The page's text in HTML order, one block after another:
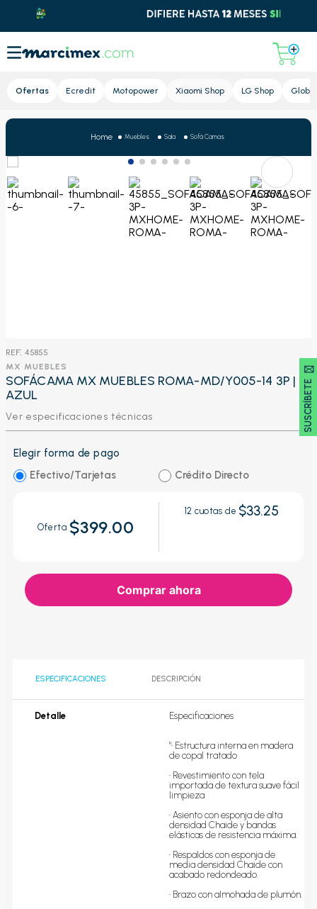
Lupa
Ofertas Ecredit Motopower Xiaomi Shop LG Shop Global
SUSCRÍBETE 🖂
Muebles Sala Sofá Camas
: 45855
MX MUEBLES
SOFÁCAMA MX MUEBLES ROMA-MD/Y005-14 3P |
AZUL
Ver especificaciones técnicas
Elegir forma de pago
Efectivo/Tarjetas
Crédito Directo
Oferta $399.00
12 cuotas de $33.25
Comprar ahora
ESPECIFICACIONES DESCRIPCIÓN
Detalle Especificaciones
"• Estructura interna en madera
de copal tratado
• Revestimiento con tela
importada de textura suave fácil
limpieza
• Asiento con esponja de alta
densidad Chaide y bandas
elásticas de resistencia máxima.
• Respaldos con esponja de
media densidad Chaide con
acabado redondeado.
• Brazo con almohada de plumón.